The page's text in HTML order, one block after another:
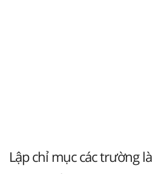
Lập chỉ mục các trường